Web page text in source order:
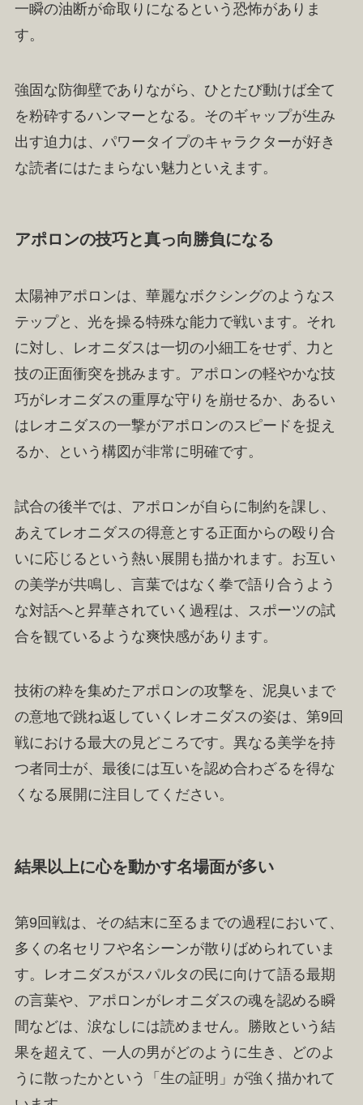
一瞬の油断が命取りになるという恐怖がありま
す。
強固な防御壁でありながら、ひとたび動けば全て
を粉砕するハンマーとなる。そのギャップが生み
出す迫力は、パワータイプのキャラクターが好き
な読者にはたまらない魅力といえます。
アポロンの技巧と真っ向勝負になる
太陽神アポロンは、華麗なボクシングのようなス
テップと、光を操る特殊な能力で戦います。それ
に対し、レオニダスは一切の小細工をせず、力と
技の正面衝突を挑みます。アポロンの軽やかな技
巧がレオニダスの重厚な守りを崩せるか、あるい
はレオニダスの一撃がアポロンのスピードを捉え
るか、という構図が非常に明確です。
試合の後半では、アポロンが自らに制約を課し、
あえてレオニダスの得意とする正面からの殴り合
いに応じるという熱い展開も描かれます。お互い
の美学が共鳴し、言葉ではなく拳で語り合うよう
な対話へと昇華されていく過程は、スポーツの試
合を観ているような爽快感があります。
技術の粋を集めたアポロンの攻撃を、泥臭いまで
の意地で跳ね返していくレオニダスの姿は、第9回
戦における最大の見どころです。異なる美学を持
つ者同士が、最後には互いを認め合わざるを得な
くなる展開に注目してください。
結果以上に心を動かす名場面が多い
第9回戦は、その結末に至るまでの過程において、
多くの名セリフや名シーンが散りばめられていま
す。レオニダスがスパルタの民に向けて語る最期
の言葉や、アポロンがレオニダスの魂を認める瞬
間などは、涙なしには読めません。勝敗という結
果を超えて、一人の男がどのように生き、どのよ
うに散ったかという「生の証明」が強く描かれて